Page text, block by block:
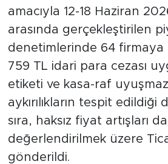
amacıyla 12-18 Haziran
arasında gerçekleştirilen
denetimlerinde 64 firmaya
759 TL idari para cezası
etiketi ve kasa-raf
aykırılıkların tespit edildiği
sıra, haksız fiyat artışları da
değerlendirilmek üzere
gönderildi.